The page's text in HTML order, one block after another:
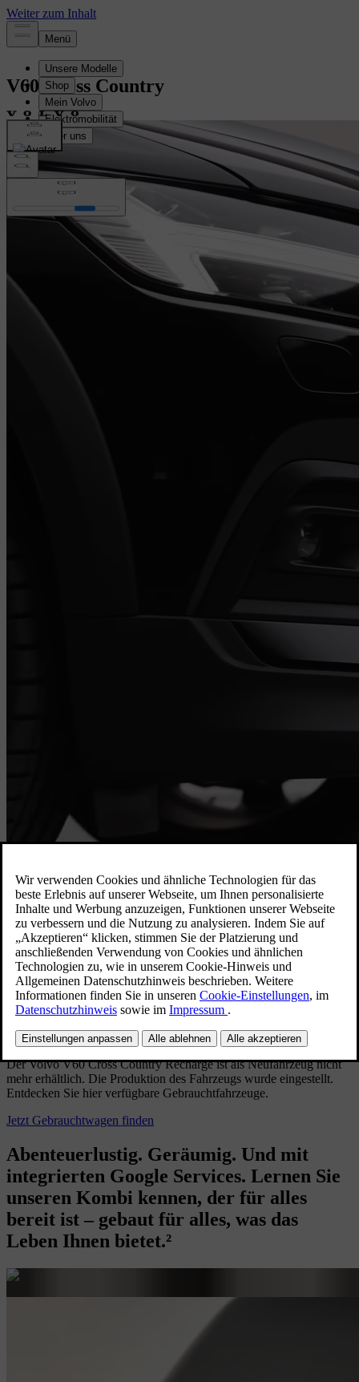
V60 Cross Country
Dieses Modell ist nicht mehr lieferbar.
Der Volvo V60 Cross Country Recharge ist als Neufahrzeug nicht
mehr erhältlich. Die Produktion des Fahrzeugs wurde eingestellt.
Entdecken Sie hier verfügbare Gebrauchtfahrzeuge.
Jetzt Gebrauchtwagen finden
Abenteuerlustig. Geräumig. Und mit
integrierten Google Services. Lernen Sie
unseren Kombi kennen, der für alles
bereit ist – gebaut für alles, was das
Leben Ihnen bietet.²